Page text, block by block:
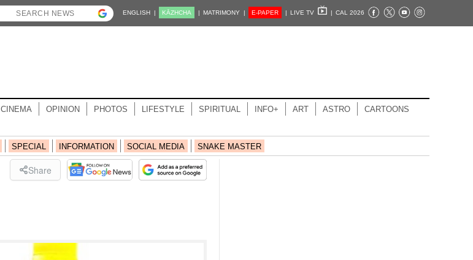
ENGLISH | KĀZHCHA | MATRIMONY | E-PAPER | LIVE TV | CAL 2026
CINEMA OPINION PHOTOS LIFESTYLE SPIRITUAL INFO+ ART ASTRO CARTOONS
SPECIAL INFORMATION SOCIAL MEDIA SNAKE MASTER
Share